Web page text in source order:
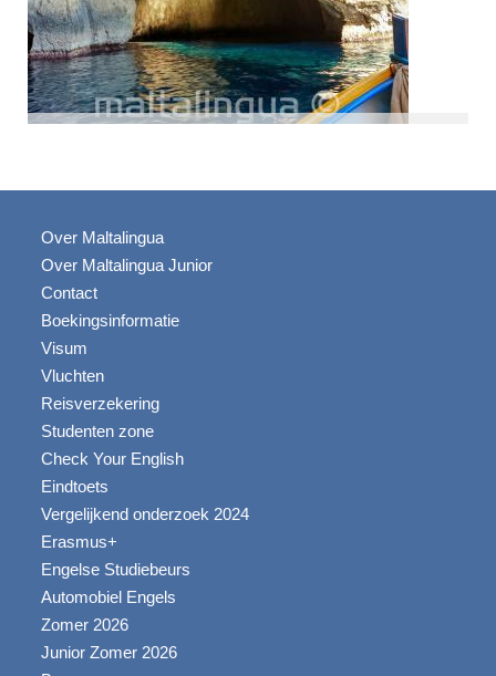
Over Maltalingua
Over Maltalingua Junior
Contact
Boekingsinformatie
Visum
Vluchten
Reisverzekering
Studenten zone
Check Your English
Eindtoets
Vergelijkend onderzoek 2024
Erasmus+
Engelse Studiebeurs
Automobiel Engels
Zomer 2026
Junior Zomer 2026